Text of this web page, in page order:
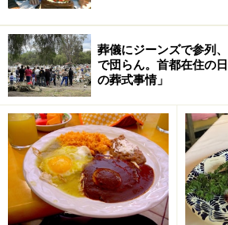
カード（VISAかマスター）です。利
ードでの支払いのみになり、現金で
ん。申し込み書に記入し、クレジッ
使えるか確認がとれたら、エコビシ
専用ICカードが渡されます。登録か
用したいエコビシーのステーション
ます。
また、使用開始時に補償（保険）と
ソがクレジットカードから引き落と
葬儀にジーンズで参列
で団らん。首都在住の
の葬式事情」